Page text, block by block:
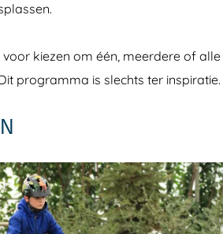
voor kiezen om één, meerdere of alle
programma is slechts ter inspiratie.